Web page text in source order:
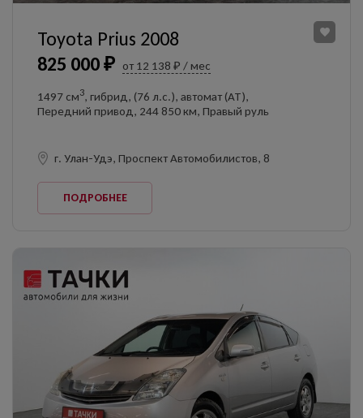
825 000 ₽ от 12 138 ₽ / мес
Toyota Prius 2008
1497 см3, гибрид, (76 л.с.), автомат (AT),
Передний привод, 244 850 км, Правый руль
г. Улан-Удэ, Проспект Автомобилистов, 8
ПОДРОБНЕЕ